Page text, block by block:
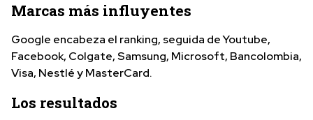
Marcas más influyentes
Google encabeza el ranking, seguida de Youtube,
Facebook, Colgate, Samsung, Microsoft, Bancolombia,
Visa, Nestlé y MasterCard.
Los resultados